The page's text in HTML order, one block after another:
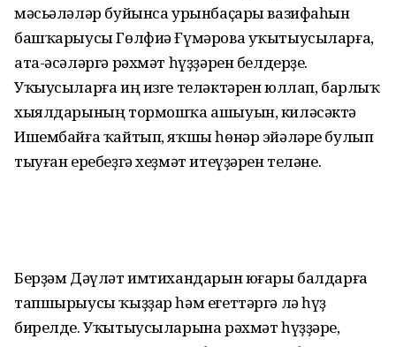
мәсьәләләр буйынса урынбаҫары вазифаһын
башҡарыусы Гөлфиә Ғүмәрова уҡытыусыларға,
ата-әсәләргә рәхмәт һүҙҙәрен белдерҙе.
Уҡыусыларға иң изге теләктәрен юллап, барлыҡ
хыялдарының тормошҡа ашыуын, киләсәктә
Ишембайға ҡайтып, яҡшы һөнәр эйәләре булып
тыуған еребеҙгә хеҙмәт итеүҙәрен теләне.
Берҙәм Дәүләт имтихандарын юғары балдарға
тапшырыусы ҡыҙҙар һәм егеттәргә лә һүҙ
бирелде. Уҡытыусыларына рәхмәт һүҙҙәре,